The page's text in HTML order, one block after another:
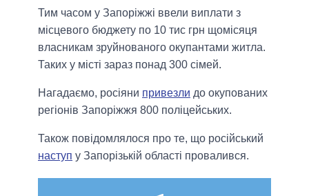
Тим часом у Запоріжжі ввели виплати з
місцевого бюджету по 10 тис грн щомісяця
власникам зруйнованого окупантами житла.
Таких у місті зараз понад 300 сімей.
Нагадаємо, росіяни привезли до окупованих
регіонів Запоріжжя 800 поліцейських.
Також повідомлялося про те, що російський
наступ у Запорізькій області провалився.